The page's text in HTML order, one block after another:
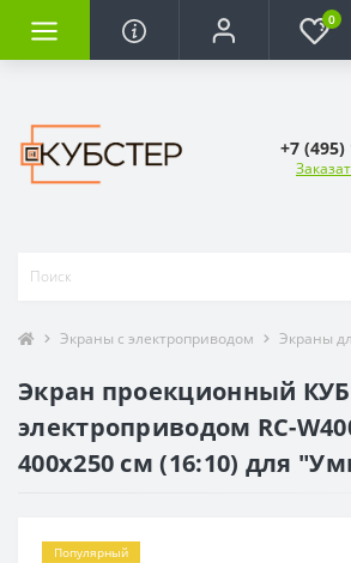
0
+7 (495)
Экраны с электроприводом Экраны
Экран проекционный
электроприводом RC-
400х250 см (16:10) для
Популярный